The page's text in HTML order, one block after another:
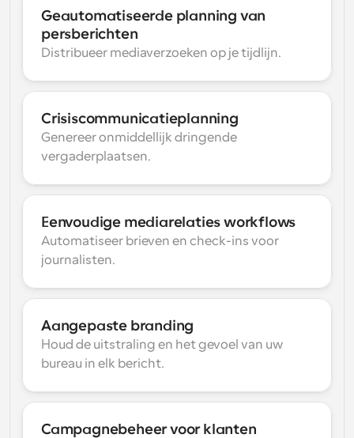
Geautomatiseerde planning van
persberichten
Distribueer mediaverzoeken op je tijdlijn.
Crisiscommunicatieplanning
Genereer onmiddellijk dringende
vergaderplaatsen.
Eenvoudige mediarelaties workflows
Automatiseer brieven en check-ins voor
journalisten.
Aangepaste branding
Houd de uitstraling en het gevoel van uw
bureau in elk bericht.
Campagnebeheer voor klanten